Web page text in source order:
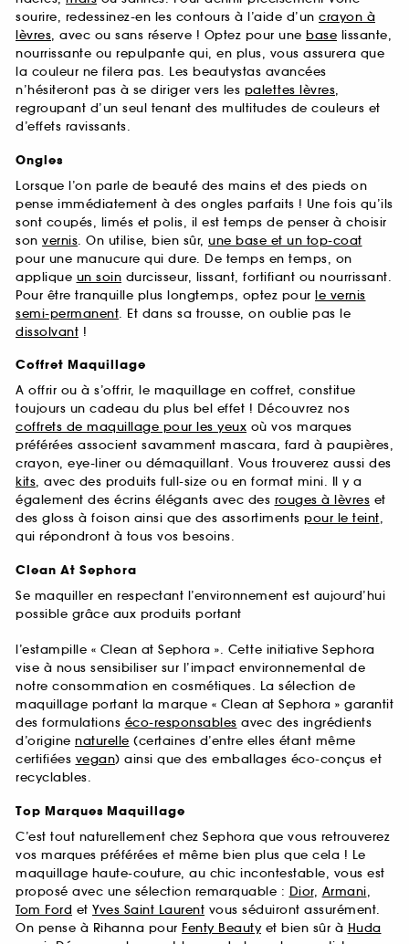
sourire, redessinez-en les contours à l’aide d’un crayon à
lèvres, avec ou sans réserve ! Optez pour une base lissante,
nourrissante ou repulpante qui, en plus, vous assurera que
la couleur ne filera pas. Les beautystas avancées
n’hésiteront pas à se diriger vers les palettes lèvres,
regroupant d’un seul tenant des multitudes de couleurs et
d’effets ravissants.
Ongles
Lorsque l’on parle de beauté des mains et des pieds on
pense immédiatement à des ongles parfaits ! Une fois qu’ils
sont coupés, limés et polis, il est temps de penser à choisir
son vernis. On utilise, bien sûr, une base et un top-coat
pour une manucure qui dure. De temps en temps, on
applique un soin durcisseur, lissant, fortifiant ou nourrissant.
Pour être tranquille plus longtemps, optez pour le vernis
semi-permanent. Et dans sa trousse, on oublie pas le
dissolvant !
Coffret Maquillage
A offrir ou à s’offrir, le maquillage en coffret, constitue
toujours un cadeau du plus bel effet ! Découvrez nos
coffrets de maquillage pour les yeux où vos marques
préférées associent savamment mascara, fard à paupières,
crayon, eye-liner ou démaquillant. Vous trouverez aussi des
kits, avec des produits full-size ou en format mini. Il y a
également des écrins élégants avec des rouges à lèvres et
des gloss à foison ainsi que des assortiments pour le teint,
qui répondront à tous vos besoins.
Clean At Sephora
Se maquiller en respectant l’environnement est aujourd’hui
possible grâce aux produits portant
l’estampille « Clean at Sephora ». Cette initiative Sephora
vise à nous sensibiliser sur l’impact environnemental de
notre consommation en cosmétiques. La sélection de
maquillage portant la marque « Clean at Sephora » garantit
des formulations éco-responsables avec des ingrédients
d’origine naturelle (certaines d’entre elles étant même
certifiées vegan) ainsi que des emballages éco-conçus et
recyclables.
Top Marques Maquillage
C’est tout naturellement chez Sephora que vous retrouverez
vos marques préférées et même bien plus que cela ! Le
maquillage haute-couture, au chic incontestable, vous est
proposé avec une sélection remarquable : Dior, Armani,
Tom Ford et Yves Saint Laurent vous séduiront assurément.
On pense à Rihanna pour Fenty Beautyet bien sûr à Huda